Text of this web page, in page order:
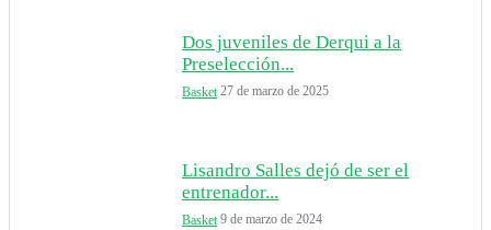
Dos juveniles de Derqui a la
Preselección...
Basket 27 de marzo de 2025
Lisandro Salles dejó de ser el
entrenador...
Basket 9 de marzo de 2024